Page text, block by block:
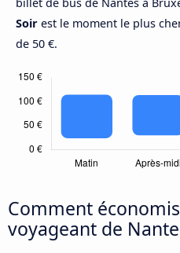
billet de bus de Nantes à
Soir est le moment le plus
de 50 €.
Comment
voyageant de